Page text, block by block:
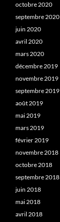
octobre 2020
septembre 2020
juin 2020
avril 2020
mars 2020
décembre 2019
novembre 2019
septembre 2019
août 2019
mai 2019
mars 2019
février 2019
novembre 2018
octobre 2018
septembre 2018
juin 2018
mai 2018
avril 2018